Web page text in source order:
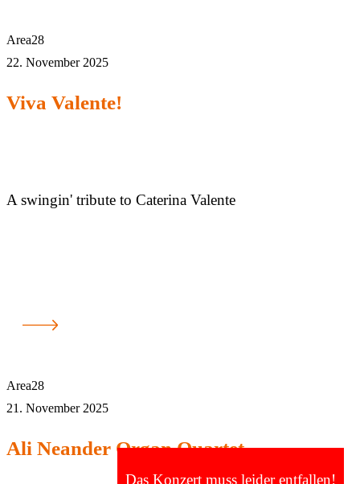
Area28
22. November 2025
Viva Valente!
A swingin' tribute to Caterina Valente
Area28
21. November 2025
Ali Neander Organ Quartet
Das Konzert muss leider entfallen!